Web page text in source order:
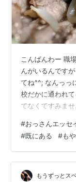
こんばんわー 職
んがいるんです
てね^^; なんっっ
校だかに通われ
てなくてすみま
あ･･たわいもな
か･･そうした投
スルーされるワ
ーパーシャイさ
私自身がスーパ
#おっさんエッセ
#既にある #も
もうずっとス